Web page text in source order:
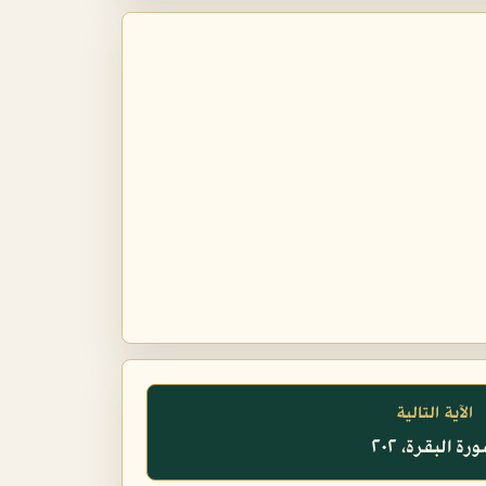
الآية التالية
البقرة، ٢٠٢